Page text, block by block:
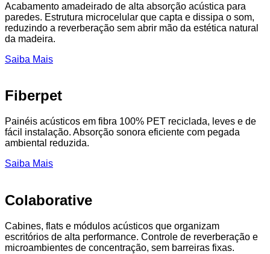
Acabamento amadeirado de alta absorção acústica para
paredes. Estrutura microcelular que capta e dissipa o som,
reduzindo a reverberação sem abrir mão da estética natural
da madeira.
Saiba Mais
Fiberpet
Painéis acústicos em fibra 100% PET reciclada, leves e de
fácil instalação. Absorção sonora eficiente com pegada
ambiental reduzida.
Saiba Mais
Colaborative
Cabines, flats e módulos acústicos que organizam
escritórios de alta performance. Controle de reverberação e
microambientes de concentração, sem barreiras fixas.